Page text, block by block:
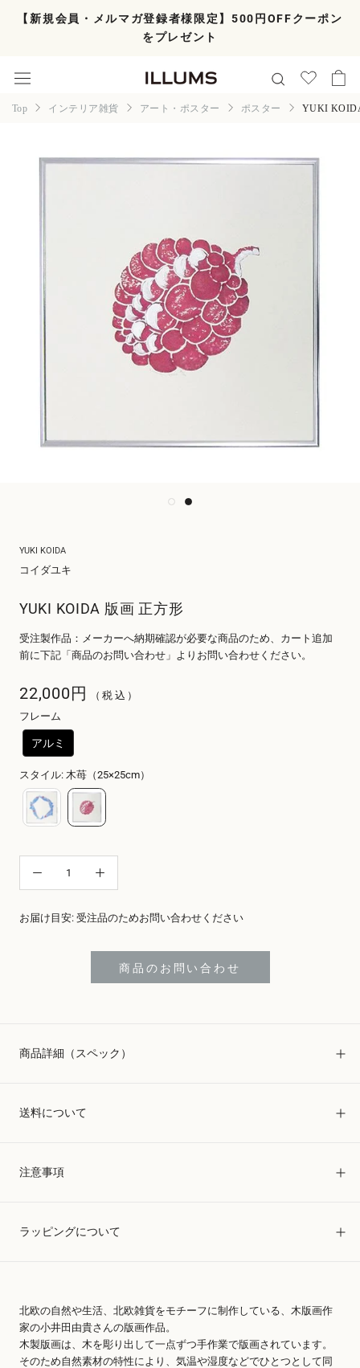
【新規会員・メルマガ登録者様限定】500円OFFクーポン
をプレゼント
Top インテリア雑貨 アート・ポスター ポスター YUKI
YUKI KOIDA
コイダユキ
YUKI KOIDA 版画 正方形
受注製作品：メーカーへ納期確認が必要な商品のため、カート追加
前に下記「商品のお問い合わせ」よりお問い合わせください。
22,000円
（税込）
フレーム
アルミ
スタイル: 木苺（25×25cm）
お届け目安: 受注品のためお問い合わせください
商品のお問い合わせ
商品詳細（スペック）
送料について
注意事項
ラッピングについて
北欧の自然や生活、北欧雑貨をモチーフに制作している、木版画作
家の小井田由貴さんの版画作品。
木製版画は、木を彫り出して一点ずつ手作業で版画されています。
そのため自然素材の特性により、気温や湿度などでひとつとして同